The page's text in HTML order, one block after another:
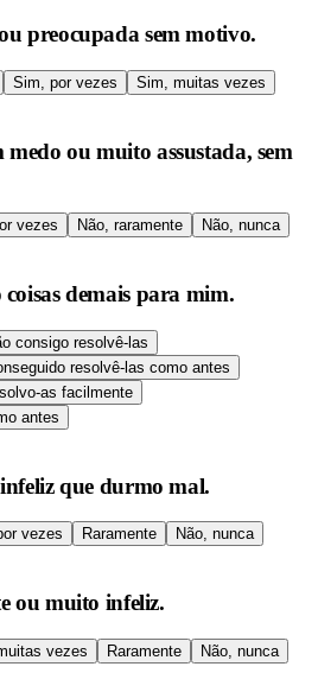
preocupada sem motivo.
Sim, por vezes Sim, muitas vezes
medo ou muito assustada, sem
vezes Não, raramente Não, nunca
demais para mim.
consigo resolvê-las
resolvê-las como antes
as facilmente
antes
que durmo mal.
vezes Raramente Não, nunca
ou muito infeliz.
vezes Raramente Não, nunca